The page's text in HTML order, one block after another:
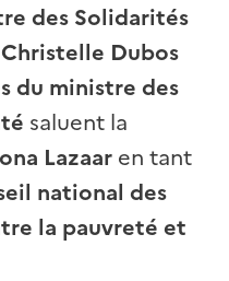
des Solidarités
Christelle Dubos
du ministre des
saluent la
Lazaar en tant
national des
la pauvreté et